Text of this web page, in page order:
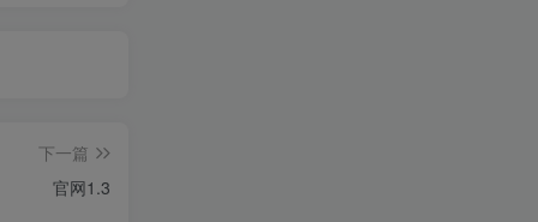
下一篇
官网1.3